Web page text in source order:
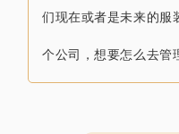
们现在或者是未来的服
个公司，想要怎么去管